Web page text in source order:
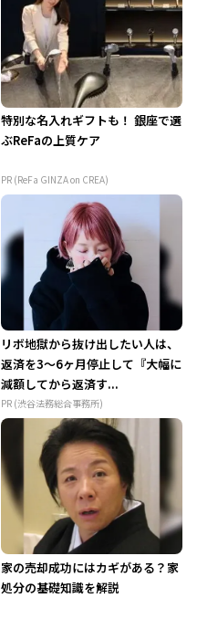
特別な名入れギフトも！ 銀座で選
ぶReFaの上質ケア
PR (ReFa GINZA on CREA)
リボ地獄から抜け出したい人は、
返済を3～6ヶ月停止して『大幅に
減額してから返済す...
PR (渋谷法務総合事務所)
家の売却成功にはカギがある？家
処分の基礎知識を解説